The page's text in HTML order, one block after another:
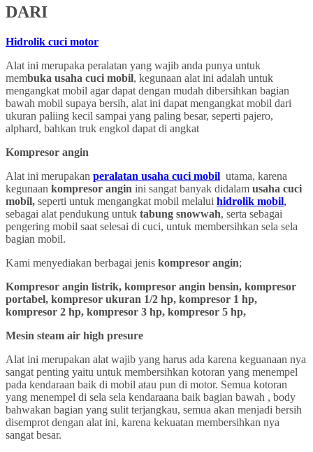
DARI
Hidrolik cuci motor
Alat ini merupaka peralatan yang wajib anda punya untuk
membuka usaha cuci mobil, kegunaan alat ini adalah untuk
mengangkat mobil agar dapat dengan mudah dibersihkan bagian
bawah mobil supaya bersih, alat ini dapat mengangkat mobil dari
ukuran paliing kecil sampai yang paling besar, seperti pajero,
alphard, bahkan truk engkol dapat di angkat
Kompresor angin
Alat ini merupakan peralatan usaha cuci mobil utama, karena
kegunaan kompresor angin ini sangat banyak didalam usaha cuci
mobil, seperti untuk mengangkat mobil melalui hidrolik mobil,
sebagai alat pendukung untuk tabung snowwah, serta sebagai
pengering mobil saat selesai di cuci, untuk membersihkan sela sela
bagian mobil.
Kami menyediakan berbagai jenis kompresor angin;
Kompresor angin listrik, kompresor angin bensin, kompresor
portabel, kompresor ukuran 1/2 hp, kompresor 1 hp,
kompresor 2 hp, kompresor 3 hp, kompresor 5 hp,
Mesin steam air high presure
Alat ini merupakan alat wajib yang harus ada karena keguanaan nya
sangat penting yaitu untuk membersihkan kotoran yang menempel
pada kendaraan baik di mobil atau pun di motor. Semua kotoran
yang menempel di sela sela kendaraana baik bagian bawah , body
bahwakan bagian yang sulit terjangkau, semua akan menjadi bersih
disemprot dengan alat ini, karena kekuatan membersihkan nya
sangat besar.